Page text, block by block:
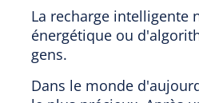
La recharge intelligente
énergétique ou
gens.
Dans le monde